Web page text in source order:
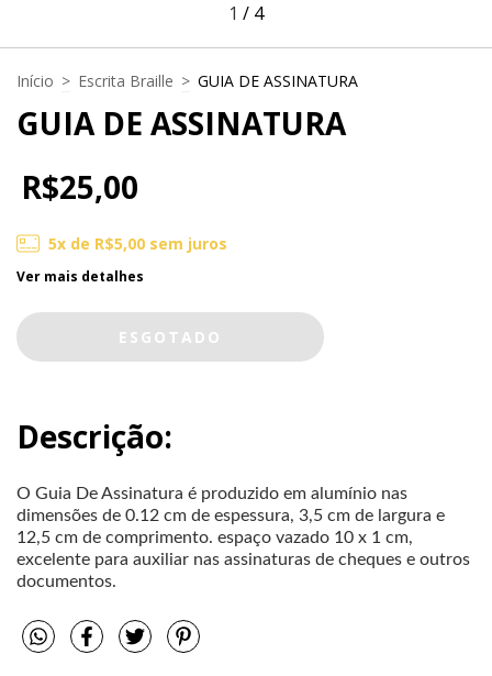
1 / 4
Início > Escrita Braille > GUIA DE ASSINATURA
GUIA DE ASSINATURA
R$25,00
5x de R$5,00sem juros
Ver mais detalhes
Descrição:
O Guia De Assinatura é produzido em alumínio nas
dimensões de 0.12 cm de espessura, 3,5 cm de largura e
12,5 cm de comprimento. espaço vazado 10 x 1 cm,
excelente para auxiliar nas assinaturas de cheques e outros
documentos.